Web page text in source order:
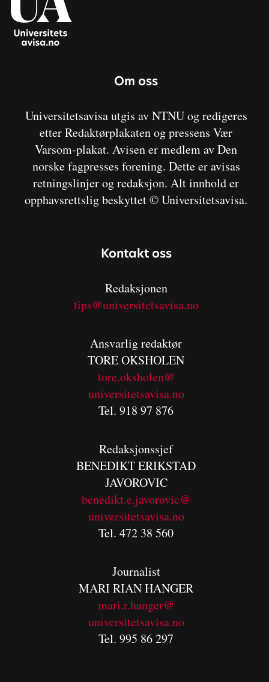
Om oss
Universitetsavisa utgis av NTNU og redigeres
etter Redaktørplakaten og pressens Vær
Varsom-plakat. Avisen er medlem av Den
norske fagpresses forening. Dette er avisas
retningslinjer og redaksjon. Alt innhold er
opphavsrettslig beskyttet © Universitetsavisa.
Kontakt oss
Redaksjonen
tips@universitetsavisa.no
Ansvarlig redaktør
TORE OKSHOLEN
tore.oksholen@
universitetsavisa.no
Tel. 918 97 876
Redaksjonssjef
BENEDIKTERIKSTAD
JAVOROVIC
benedikt.e.javorovic@
universitetsavisa.no
Tel. 472 38 560
Journalist
MARI RIAN HANGER
mari.r.hanger@
universitetsavisa.no
Tel. 995 86 297